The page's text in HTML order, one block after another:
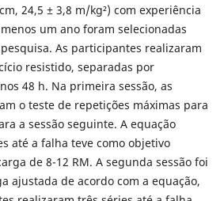
24,5 ± 3,8 m/kg²) com experiência
um ano foram selecionadas
As participantes realizaram
resistido, separadas por
48 h. Na primeira sessão, as
o teste de repetições máximas para
a sessão seguinte. A equação
até a falha teve como objetivo
de 8-12 RM. A segunda sessão foi
ajustada de acordo com a equação,